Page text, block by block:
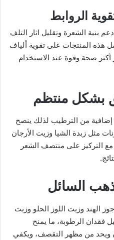
بنية الشعرة وتقليل اثار التلف
هذه المنتجات على تقوية ألياف
صحة وقوة عند الاستخدام
من الترطيب لذلك ينصح
مثل زبدة الشيا وزيت الأرجان
مع التركيز على منتصف الشعر
الهند وزيت اللوز الحلو وزيت
فقدان الرطوبة، ما يمنح
ويحد من مظهر التقصف، ويكفي